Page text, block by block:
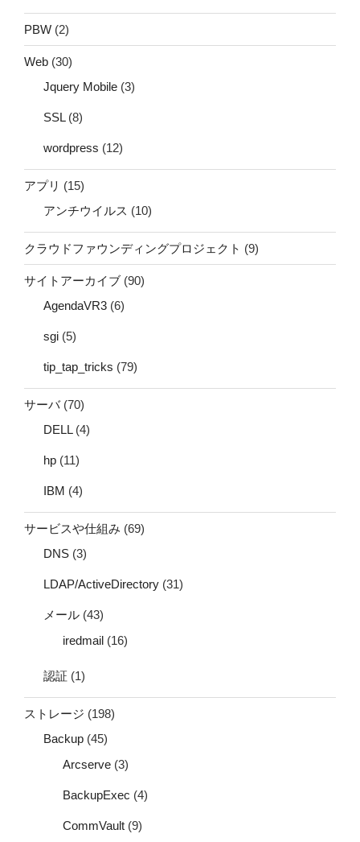
PBW (2)
Web (30)
Jquery Mobile (3)
SSL(8)
wordpress (12)
アプリ (15)
アンチウイルス (10)
クラウドファウンディングプロジェクト (9)
サイトアーカイブ (90)
AgendaVR3 (6)
sgi (5)
tip_tap_tricks (79)
サーバ(70)
DELL(4)
hp (11)
IBM (4)
サービスや仕組み (69)
DNS (3)
LDAP/ActiveDirectory (31)
メール (43)
iredmail (16)
認証 (1)
ストレージ (198)
Backup (45)
Arcserve (3)
BackupExec (4)
CommVault (9)